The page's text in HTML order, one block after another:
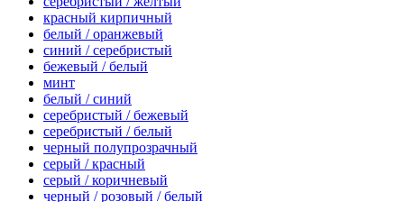
красный кирпичный
белый / оранжевый
синий / серебристый
бежевый / белый
минт
белый / синий
серебристый / бежевый
серебристый / белый
черный полупрозрачный
серый / красный
серый / коричневый
черный / розовый / белый